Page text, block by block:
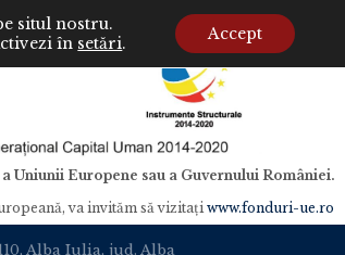
Europene sau a Guvernului României.
va invităm să vizitaţi www.fonduri-ue.ro
Alba Iulia, jud. Alba
situl nostru.
în setări. Accept